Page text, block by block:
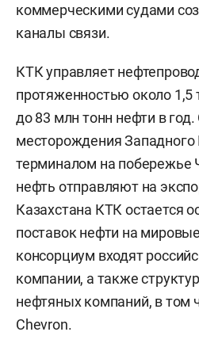
коммерческими судами
каналы связи.
КТК управляет
протяженностью около
до 83 млн тонн нефти в
месторождения Западного
терминалом на побережье
нефть отправляют на
Казахстана КТК остается
поставок нефти на
консорциум входят
компании, а также
нефтяных компаний, в том
Chevron.